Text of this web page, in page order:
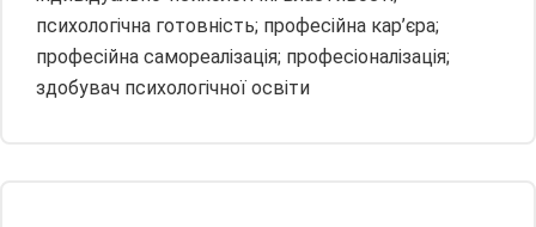
психологічна готовність; професійна кар’єра;
професійна самореалізація; професіоналізація;
здобувач психологічної освіти